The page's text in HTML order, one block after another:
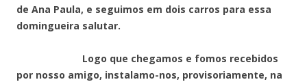
de Ana Paula, e seguimos em dois carros para essa
domingueira salutar.
Logo que chegamos e fomos recebidos
por nosso amigo, instalamo-nos, provisoriamente, na